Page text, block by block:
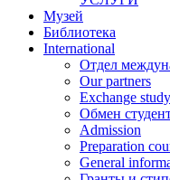
Музей
Библиотека
International
Отдел
Our partners
Exchange study
Обмен
Admission
Preparation
General